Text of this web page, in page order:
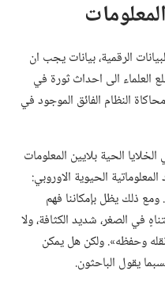
الرقمية،‏ بيانات يجب ان
العلماء الى احداث ثورة في
النظام الفائق الموجود في
الحية بلايين المعلومات
الحيوية الاوروبي:‏
ذلك يظل بإمكاننا فهم
في الصغر،‏ شديد الكثافة،‏ ولا
وحفظه».‏ ولكن هل يمكن
يقول الباحثون.‏